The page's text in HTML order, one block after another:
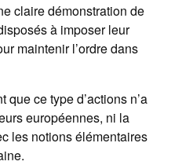
claire démonstration de
à imposer leur
maintenir l’ordre dans
que ce type d’actions n’a
européennes, ni la
les notions élémentaires